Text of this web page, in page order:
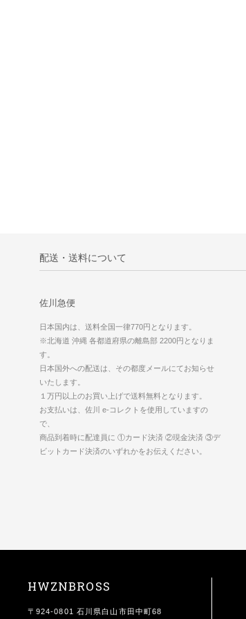
配送・送料について
佐川急便
日本国内は、送料全国一律770円となります。
※北海道 沖縄 各都道府県の離島部 2200円となりま
す。
日本国外への配送は、その都度メールにてお知らせ
いたします。
１万円以上のお買い上げで送料無料となります。
お支払いは、佐川 e-コレクトを使用していますの
で、
商品到着時に配達員に ①カード決済 ②現金決済 ③デ
ビットカード決済のいずれかをお伝えください。
HWZNBROSS
〒924-0801 石川県白山市田中町68